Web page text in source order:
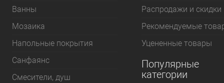
Bанны
Мозаика
Напольные покрытия
Санфаянс
Смесители, душ
Распродажи и скидки
Рекомендуемые
Уцененные товары
Популярные
категории